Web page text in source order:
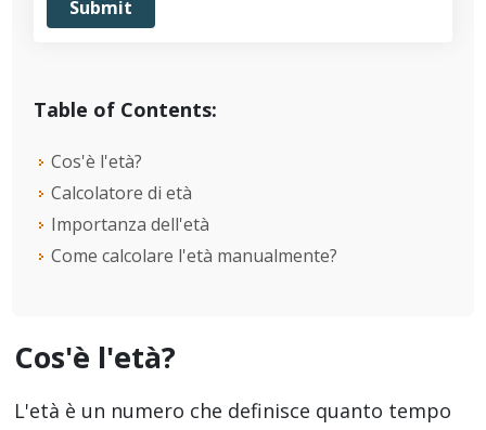
Table of Contents:
Cos'è l'età?
Calcolatore di età
Importanza dell'età
Come calcolare l'età manualmente?
Cos'è l'età?
L'età è un numero che definisce quanto tempo